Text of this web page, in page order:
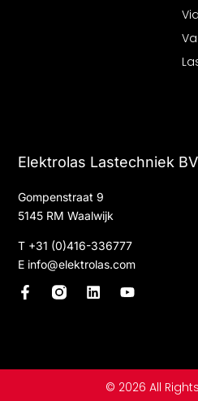
Elektrolas Lastechniek BV
Gompenstraat 9
5145 RM Waalwijk
T +31 (0)416-336777
E info@elektrolas.com
F
a
L
Y
e
© 2026 All